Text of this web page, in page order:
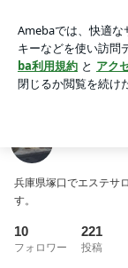
アプリをダウンロ
ょう。
兵庫県塚口でエステサ
す。
10
フォロワー
221
投稿